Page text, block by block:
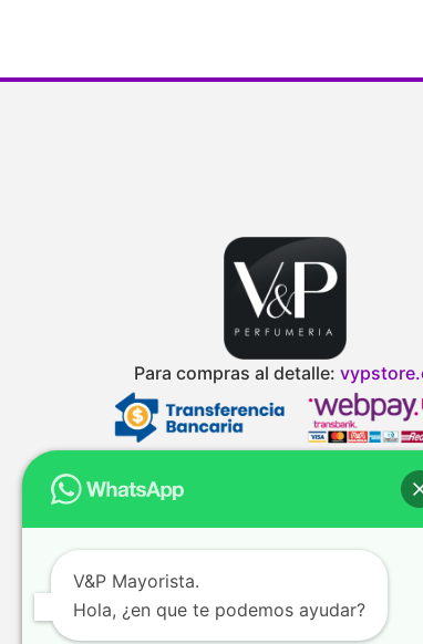
Para compras al detalle:
V&P Mayorista.
Hola, ¿en que te podemos ayudar?